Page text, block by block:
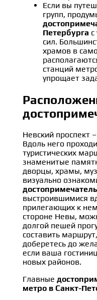
Если вы
групп,
Петербурга
сил.
храмов в
станций
упрощает
Невский проспект
Вдоль него
туристических
знаменитые
дворцы, храмы,
визуально
выстроившимися
прилегающих к
стороне Невы,
долгой пешей
составить
доберетесь до
если ваша
новых районов.
Главные
метро в Санкт-